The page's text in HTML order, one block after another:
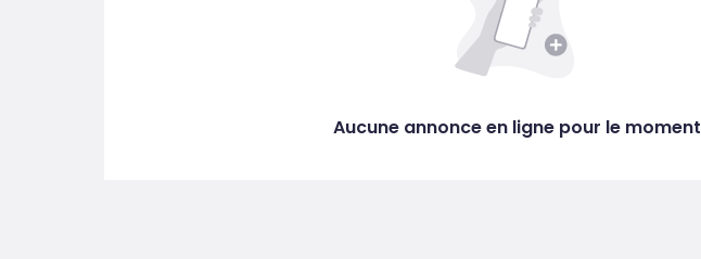
Aucune annonce en ligne pour le moment